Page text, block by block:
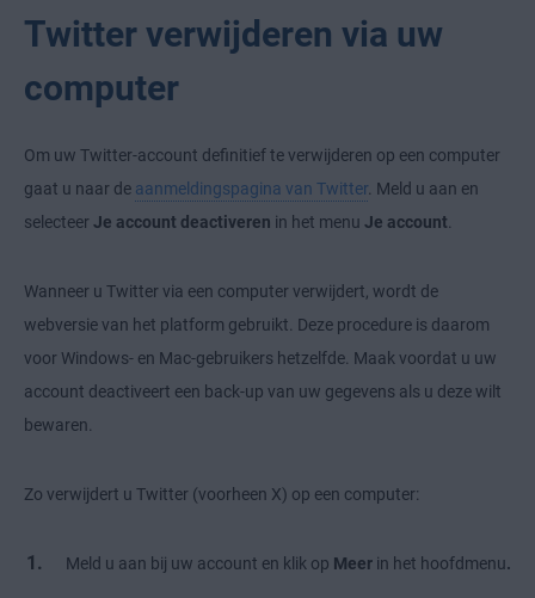
Twitter verwijderen via uw
computer
Om uw Twitter-account definitief te verwijderen op een computer
gaat u naar de aanmeldingspagina van Twitter. Meld u aan en
selecteer Je account deactiveren in het menu Je account.
Wanneer u Twitter via een computer verwijdert, wordt de
webversie van het platform gebruikt. Deze procedure is daarom
voor Windows- en Mac-gebruikers hetzelfde. Maak voordat u uw
account deactiveert een back-up van uw gegevens als u deze wilt
bewaren.
Zo verwijdert u Twitter (voorheen X) op een computer:
Meld u aan bij uw account en klik op Meer in het hoofdmenu.